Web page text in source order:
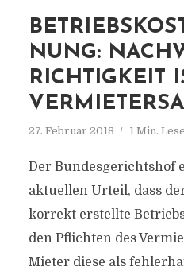
NUNG:
RICHTIGKEIT
27. Februar 2018 1 Min.
Der Bundesgerichtshof
aktuellen Urteil, dass
korrekt erstellte
den Pflichten des
Mieter diese als